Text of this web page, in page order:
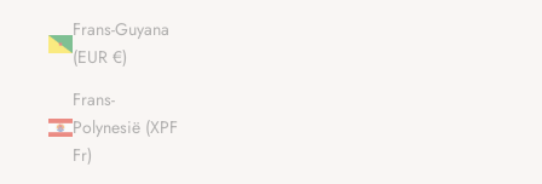
Frans-Guyana
(EUR €)
Frans-
Polynesië (XPF
Fr)